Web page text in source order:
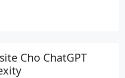
Cho ChatGPT